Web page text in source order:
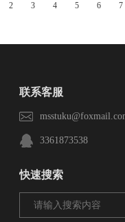
2 3 4 5 6 7
联系客服
3361873538
快速搜索